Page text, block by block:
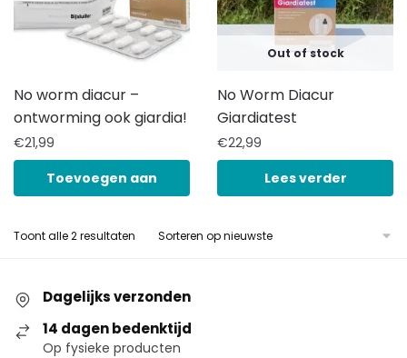
No worm diacur –
ontworming ook giardia!
€21,99
Toevoegen aan
Out of stock
No Worm Diacur
Giardiatest
€22,99
Lees verder
Toont alle 2 resultaten
Dagelijks verzonden
14 dagen bedenktijd
Op fysieke producten